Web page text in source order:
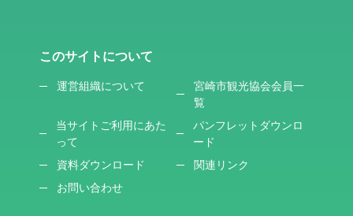
このサイトについて
運営組織について
宮崎市観光協会会員一
覧
当サイトご利用にあた
って
パンフレットダウンロ
ード
資料ダウンロード
関連リンク
お問い合わせ